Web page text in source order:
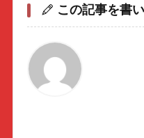
この記事を書